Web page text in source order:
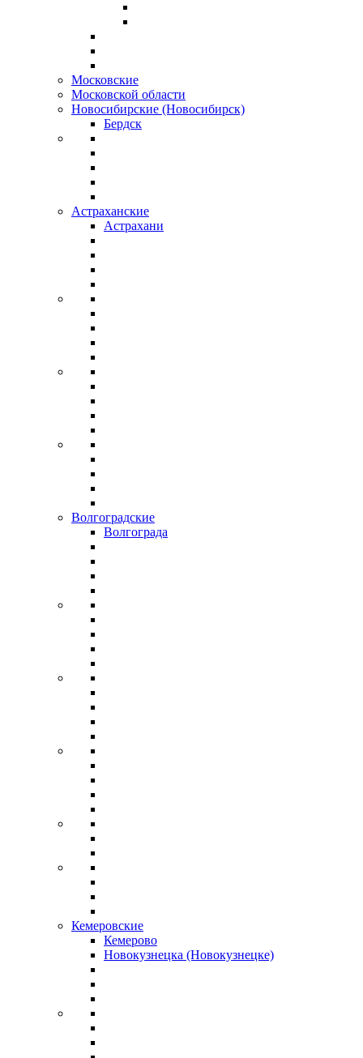
Московские
Московской области
Новосибирские (Новосибирск)
Бердск
Астраханские
Астрахани
Волгоградские
Волгограда
Кемеровские
Кемерово
Новокузнецка (Новокузнецке)